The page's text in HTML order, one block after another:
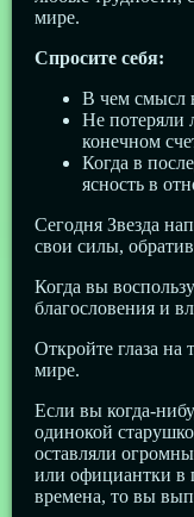
мире.
Спросите себя:
В чем смысл
Не потеряли
конечном
Когда в
ясность в
Сегодня Звезда
свои силы,
Когда вы
благословения и
Откройте глаза
мире.
Если вы когда-
одинокой
оставляли
или официантки в
времена, то вы